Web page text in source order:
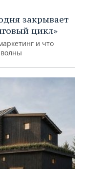
закрывает
цикл»
и что